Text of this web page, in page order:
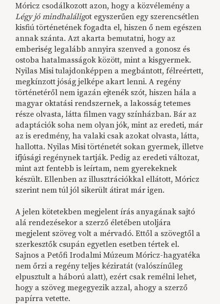
Móricz csodálkozott azon, hogy a közvélemény a
Légy jó mindhaláligot egyszerűen egy szerencsétlen
kisfiú történetének fogadta el, hiszen ő nem egészen
annak szánta. Azt akarta bemutatni, hogy az
emberiség legalább annyira szenved a gonosz és
ostoba hatalmasságok között, mint a kisgyermek.
Nyilas Misi tulajdonképpen a megbántott, félreértett,
megkínzott jóság jelképe akart lenni. A regény
történetéről nem igazán ejtenék szót, hiszen hála a
magyar oktatási rendszernek, a lakosság tetemes
része olvasta, látta filmen vagy színházban. Bár az
adaptációk soha nem olyan jók, mint az eredeti, már
az is eredmény, ha valaki csak azokat olvasta, látta,
hallotta. Nyilas Misi történetét sokan gyermek, illetve
ifjúsági regénynek tartják. Pedig az eredeti változat,
mint azt fentebb is leírtam, nem gyerekeknek
készült. Ellenben az illusztrációkkal ellátott, Móricz
szerint nem túl jól sikerült átirat már igen.
A jelen kötetekben megjelent írás anyagának sajtó
alá rendezésekor a szerző életében utoljára
megjelent szöveg volt a mérvadó. Ettől a szövegtől a
szerkesztők csupán egyetlen esetben tértek el.
Sajnos a Petőfi Irodalmi Múzeum Móricz-hagyatéka
nem őrzi a regény teljes kéziratát (valószínűleg
elpusztult a háború alatt), ezért csak remélni lehet,
hogy a szöveg megegyezik azzal, ahogy a szerző
papírra vetette.